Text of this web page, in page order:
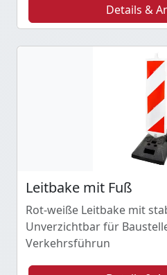
Details &
Leitbake mit Fuß
Rot-weiße Leitbake mit
Unverzichtbar für
Verkehrsführun